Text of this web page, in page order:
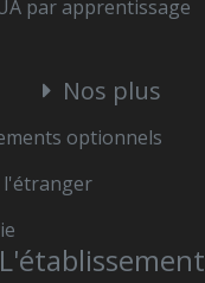
par apprentissage
Nos plus
optionnels
l'étranger
L'établissement